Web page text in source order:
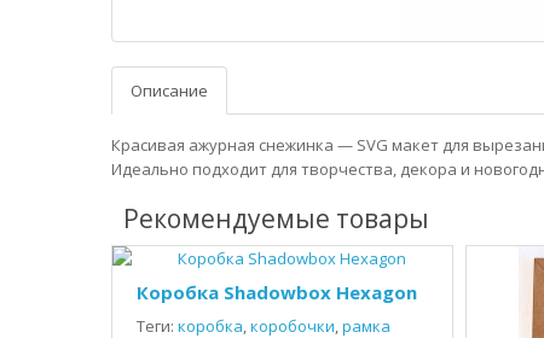
Описание
Красивая ажурная снежинка — SVG макет для
Идеально подходит для творчества, декора и
Рекомендуемые товары
Коробка Shadowbox Hexagon
Теги: коробка,коробочки,рамка